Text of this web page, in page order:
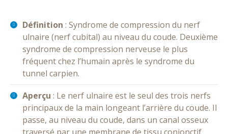
Définition : Syndrome de compression du nerf
ulnaire (nerf cubital) au niveau du coude. Deuxième
syndrome de compression nerveuse le plus
fréquent chez l’humain après le syndrome du
tunnel carpien.
Aperçu : Le nerf ulnaire est le seul des trois nerfs
principaux de la main longeant l’arrière du coude. Il
passe, au niveau du coude, dans un canal osseux